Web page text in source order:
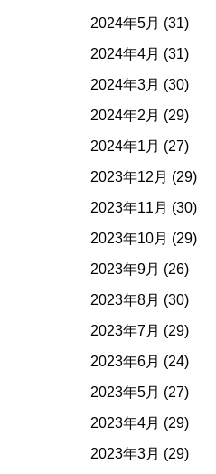
2024年5月 (31)
2024年4月 (31)
2024年3月 (30)
2024年2月 (29)
2024年1月 (27)
2023年12月 (29)
2023年11月 (30)
2023年10月 (29)
2023年9月 (26)
2023年8月 (30)
2023年7月 (29)
2023年6月 (24)
2023年5月 (27)
2023年4月 (29)
2023年3月 (29)